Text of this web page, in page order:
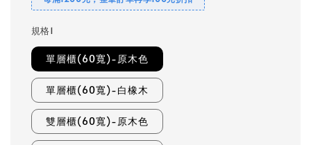
規格1
單層櫃(60寬)-原木色
單層櫃(60寬)-白橡木
雙層櫃(60寬)-原木色